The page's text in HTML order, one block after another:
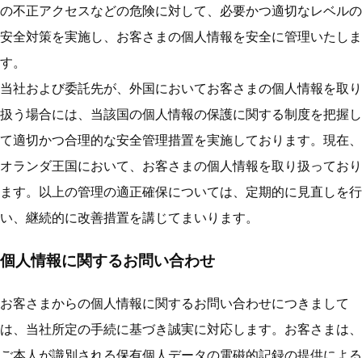
の不正アクセスなどの危険に対して、必要かつ適切なレベルの
安全対策を実施し、お客さまの個人情報を安全に管理いたしま
す。
当社および委託先が、外国においてお客さまの個人情報を取り
扱う場合には、当該国の個人情報の保護に関する制度を把握し
て適切かつ合理的な安全管理措置を実施しております。現在、
オランダ王国において、お客さまの個人情報を取り扱っており
ます。以上の管理の適正確保については、定期的に見直しを行
い、継続的に改善措置を講じてまいります。
個人情報に関するお問い合わせ
お客さまからの個人情報に関するお問い合わせにつきまして
は、当社所定の手続に基づき誠実に対応します。お客さまは、